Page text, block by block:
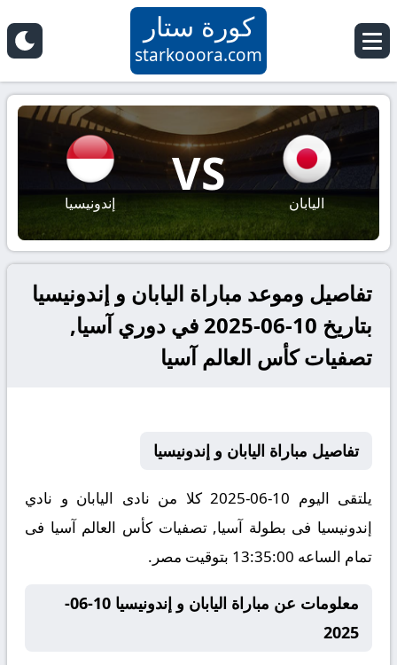
كورة ستار
starkooora.com
اليابان
VS
إندونيسيا
تفاصيل وموعد مباراة اليابان و إندونيسيا
بتاريخ 10-06-2025 في دوري آسيا,
تصفيات كأس العالم آسيا
تفاصيل مباراة اليابان و إندونيسيا
يلتقى اليوم 10-06-2025 كلا من نادى اليابان و نادي
إندونيسيا فى بطولة آسيا, تصفيات كأس العالم آسيا فى
تمام الساعه 13:35:00 بتوقيت مصر.
معلومات عن مباراة اليابان و إندونيسيا 10-06-
2025